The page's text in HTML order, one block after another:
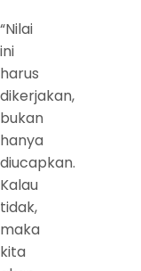
“Nilai
ini
harus
dikerjakan,
bukan
hanya
diucapkan.
Kalau
tidak,
maka
kita